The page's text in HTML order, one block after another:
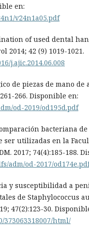
en:
v24n1a05.pdf
of used dental
2014; 42 (9) 1019-1021.
j.ajic.2014.06.008
de piezas de mano de
266. Disponible en:
od-2019/od195d.pdf
bacteriana de
ser utilizadas en la
2017; 74(4):185-188.
adm/od-2017/
y susceptibilidad a
de Staphylococcus
47(2):123-30.
html/